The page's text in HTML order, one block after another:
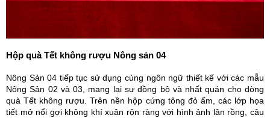
Hộp quà Tết không rượu Nông sản 04
Nông Sản 04 tiếp tục sử dụng cùng ngôn ngữ thiết kế với các mẫu
Nông Sản 02 và 03, mang lại sự đồng bộ và nhất quán cho dòng
quà Tết không rượu. Trên nền hộp cứng tông đỏ ấm, các lớp họa
tiết mở nổi gợi không khí xuân rộn ràng với hình ảnh lân rồng, câu